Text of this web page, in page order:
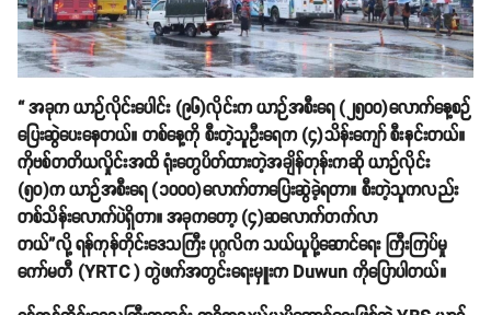
“ အခုက ယာဉ်လိုင်းပေါင်း (၉၆)လိုင်းက ယာဉ်အစီးရေ (၂၅၀၀)လောက်နေ့စဉ်
ပြေးဆွဲပေးနေတယ်။ တစ်နေ့ကို စီးတဲ့သူဦးရေက (၄)သိန်းကျော် စီးနင်းတယ်။
ကိုဗစ်တတိယလှိုင်းအထိ ရုံးတွေပိတ်ထားတဲ့အချိန်တုန်းကဆို ယာဉ်လိုင်း
(၅၀)က ယာဉ်အစီးရေ (၁၀၀၀)လောက်တာပြေးဆွဲခဲ့ရတာ။ စီးတဲ့သူကလည်း
တစ်သိန်းလောက်ပဲရှိတာ။ အခုကတော့ (၄)ဆလောက်တက်လာ
တယ်”လို့ ရန်ကုန်တိုင်းဒေသကြီး ပုဂ္ဂလိက သယ်ယူပို့ဆောင်ရေး ကြီးကြပ်မှု
ကော်မတီ (YRTC ) တွဲဖက်အတွင်းရေးမှူးက Duwun ကိုပြောပါတယ်။